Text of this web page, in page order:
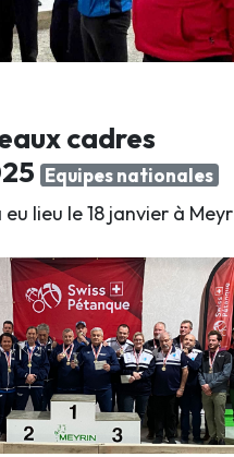
cadres
Equipes nationales
lieu le 18 janvier à